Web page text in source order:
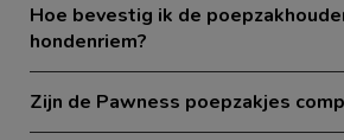
Hoe bevestig ik de
hondenriem?
Zijn de Pawness poepzakjes